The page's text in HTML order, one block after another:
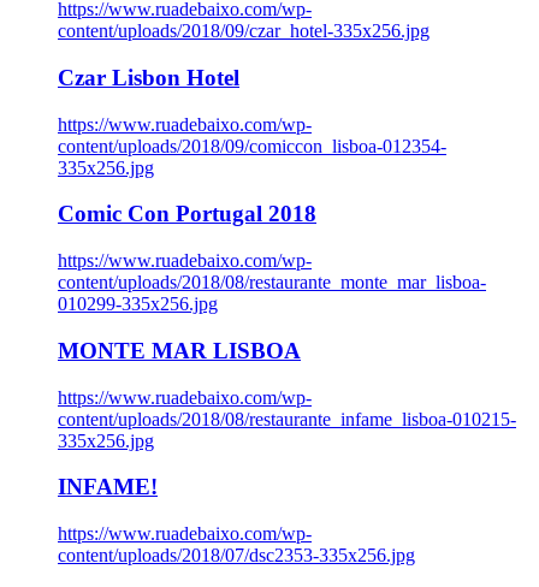
https://www.ruadebaixo.com/wp-
content/uploads/2018/09/czar_hotel-335x256.jpg
Czar Lisbon Hotel
https://www.ruadebaixo.com/wp-
content/uploads/2018/09/comiccon_lisboa-012354-
335x256.jpg
Comic Con Portugal 2018
https://www.ruadebaixo.com/wp-
content/uploads/2018/08/restaurante_monte_mar_lisboa-
010299-335x256.jpg
MONTE MAR LISBOA
https://www.ruadebaixo.com/wp-
content/uploads/2018/08/restaurante_infame_lisboa-010215-
335x256.jpg
INFAME!
https://www.ruadebaixo.com/wp-
content/uploads/2018/07/dsc2353-335x256.jpg